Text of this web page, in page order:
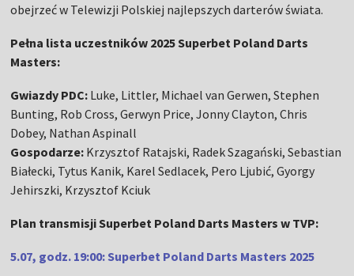
obejrzeć w Telewizji Polskiej najlepszych darterów świata.
Pełna lista uczestników 2025 Superbet Poland Darts
Masters:
Gwiazdy PDC: Luke, Littler, Michael van Gerwen, Stephen
Bunting, Rob Cross, Gerwyn Price, Jonny Clayton, Chris
Dobey, Nathan Aspinall
Gospodarze: Krzysztof Ratajski, Radek Szagański, Sebastian
Białecki, Tytus Kanik, Karel Sedlacek, Pero Ljubić, Gyorgy
Jehirszki, Krzysztof Kciuk
Plan transmisji Superbet Poland Darts Masters w TVP:
5.07, godz. 19:00: Superbet Poland Darts Masters 2025